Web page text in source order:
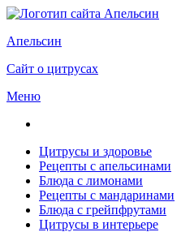
Апельсин
Сайт о цитрусах
Меню
Цитрусы и здоровье
Рецепты с апельсинами
Блюда с лимонами
Рецепты с мандаринами
Блюда с грейпфрутами
Цитрусы в интерьере